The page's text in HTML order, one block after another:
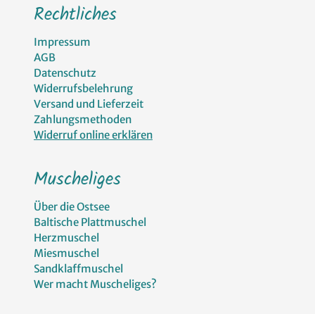
Rechtliches
Impressum
AGB
Datenschutz
Widerrufsbelehrung
Versand und Lieferzeit
Zahlungsmethoden
Widerruf online erklären
Muscheliges
Über die Ostsee
Baltische Plattmuschel
Herzmuschel
Miesmuschel
Sandklaffmuschel
Wer macht Muscheliges?